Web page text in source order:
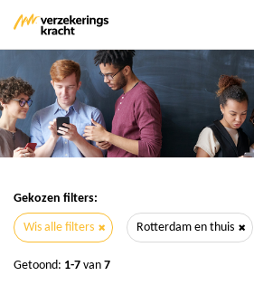
Gekozen filters:
Wis alle filters Rotterdam en thuis
Getoond: 1-7 van 7